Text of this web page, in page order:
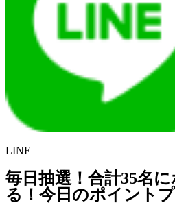
LINE
毎日抽選！合計35名
る！今日のポイント